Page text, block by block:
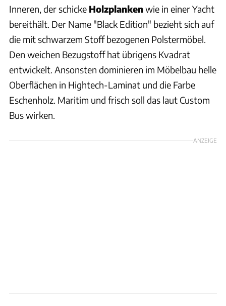
Inneren, der schicke Holzplankenwie in einer Yacht
bereithält. Der Name "Black Edition" bezieht sich auf
die mit schwarzem Stoff bezogenen Polstermöbel.
Den weichen Bezugstoff hat übrigens Kvadrat
entwickelt. Ansonsten dominieren im Möbelbau helle
Oberflächen in Hightech-Laminat und die Farbe
Eschenholz. Maritim und frisch soll das laut Custom
Bus wirken.
ANZEIGE